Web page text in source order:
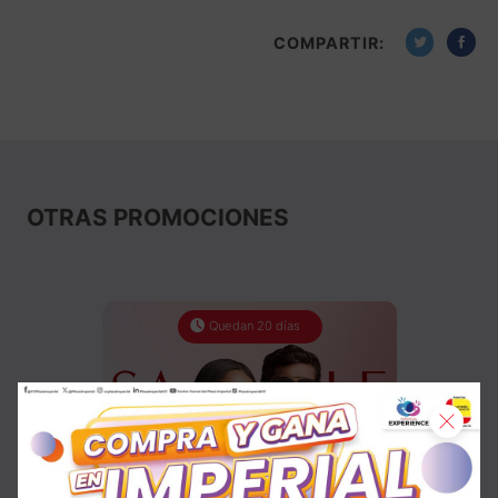
COMPARTIR:
OTRAS PROMOCIONES
Quedan 20 días